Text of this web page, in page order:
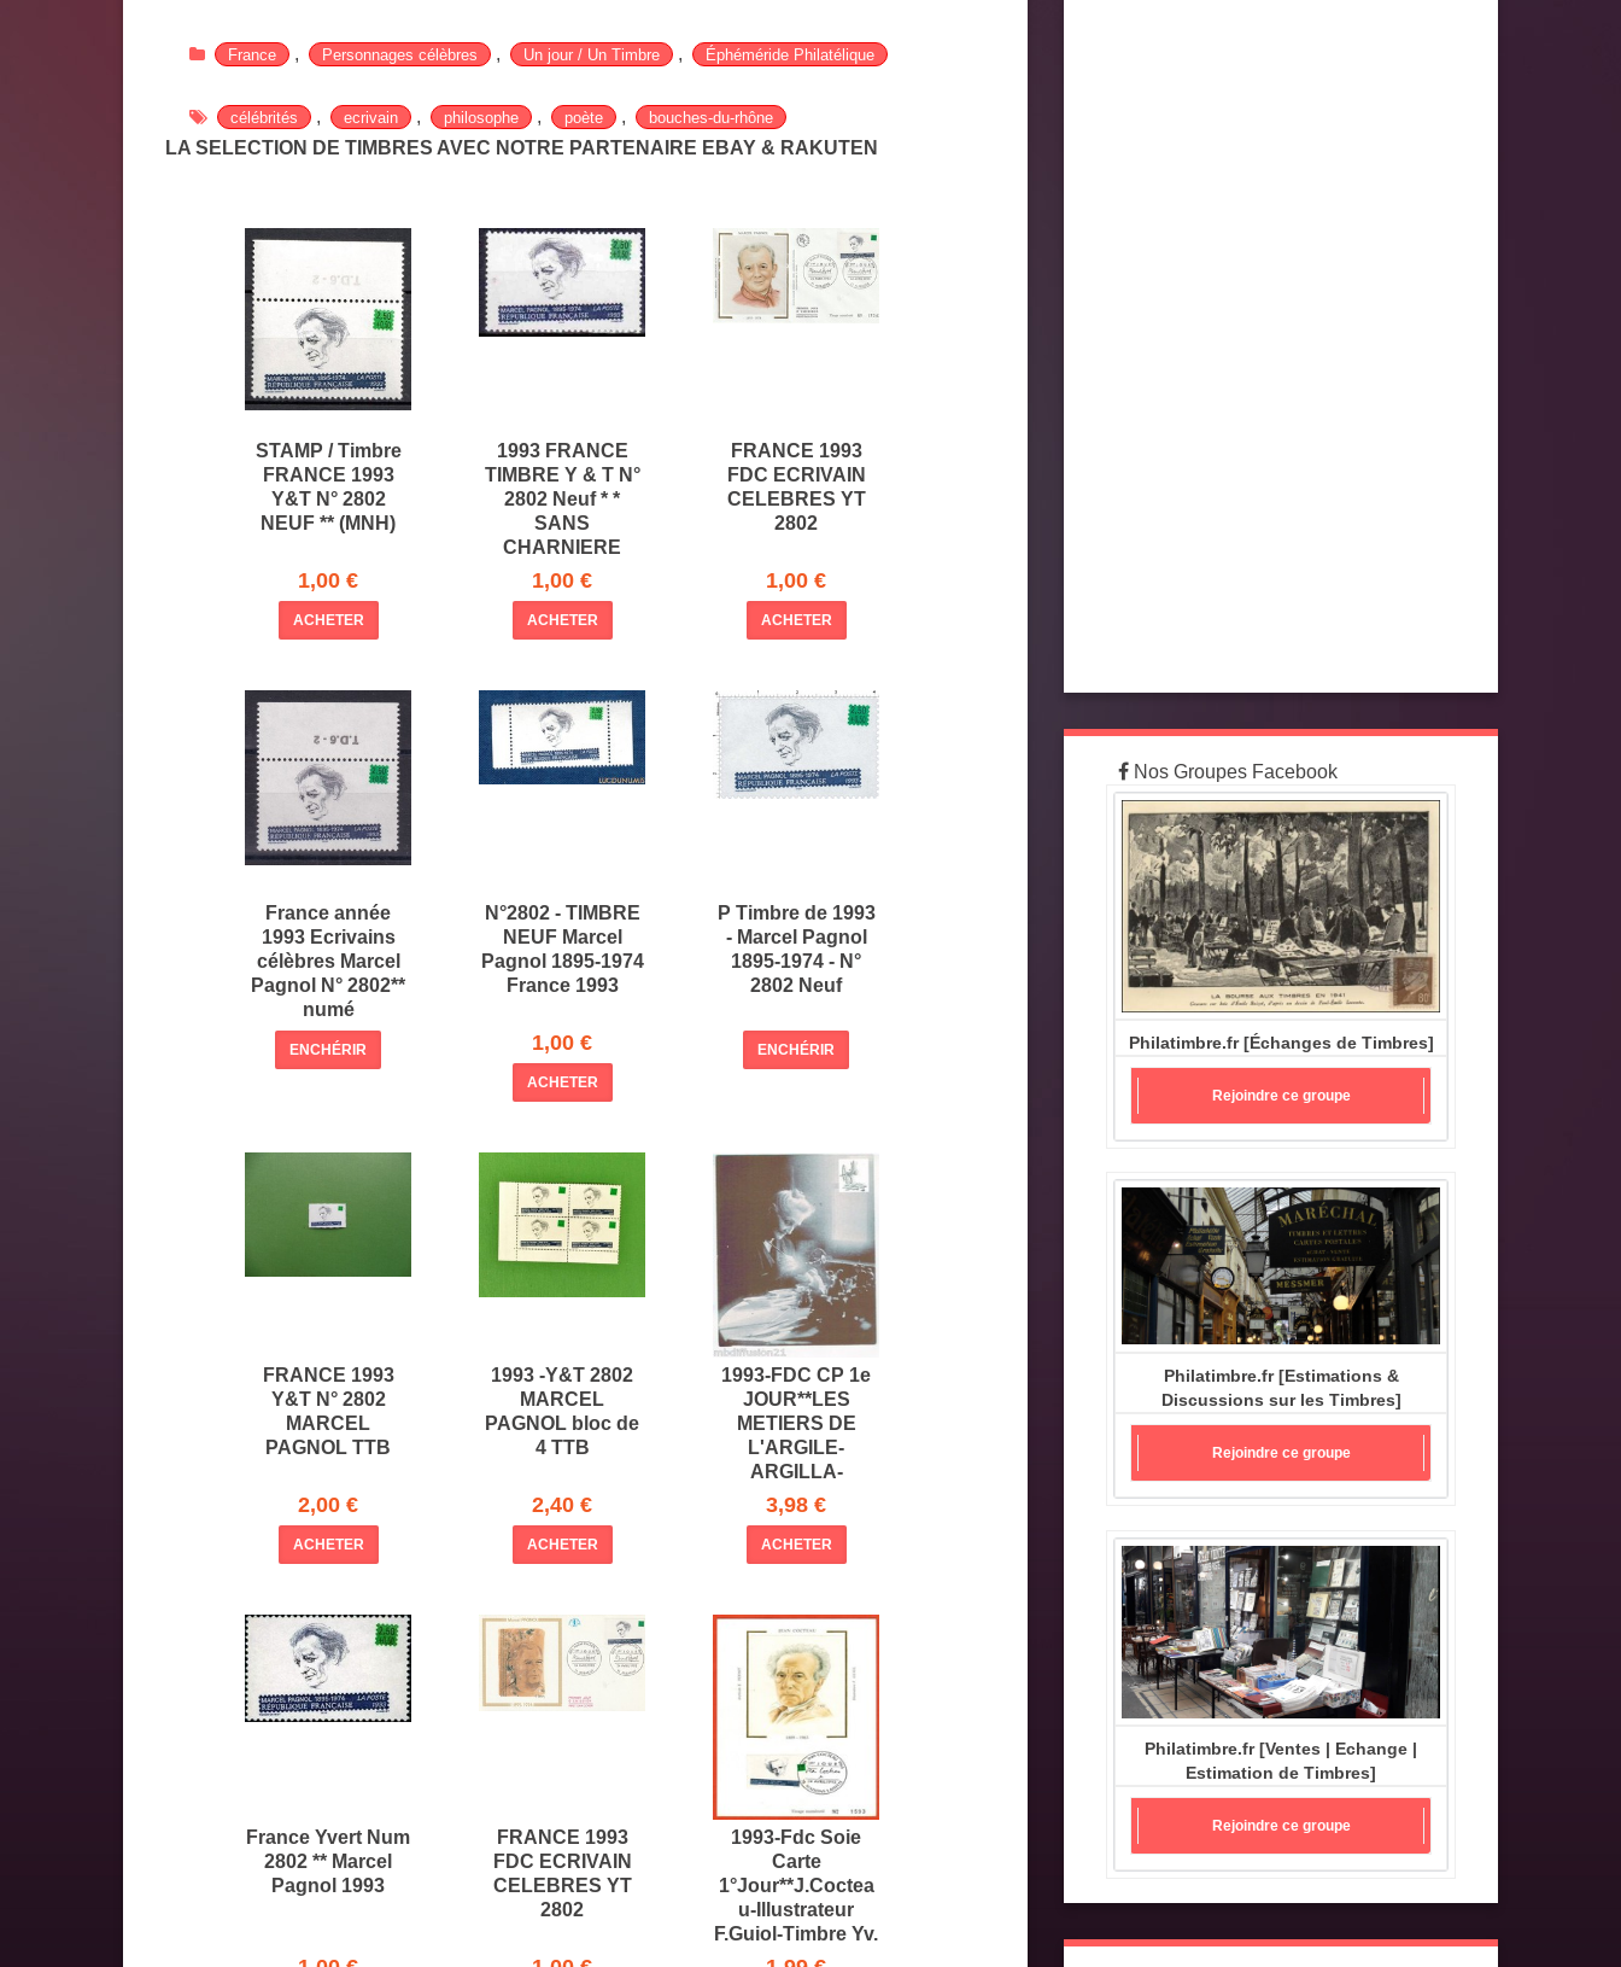
France , Personnages célèbres , Un jour / Un Timbre , Éphéméride Philatélique
célébrités , ecrivain , philosophe , poète , bouches-du-rhône
LA SELECTION DE TIMBRES AVEC NOTRE PARTENAIRE EBAY & RAKUTEN
STAMP / Timbre
FRANCE 1993
Y&T N° 2802
NEUF ** (MNH)
1,00 €
ACHETER
1993 FRANCE
TIMBRE Y & T N°
2802 Neuf * *
SANS
CHARNIERE
1,00 €
ACHETER
FRANCE 1993
FDC ECRIVAIN
CELEBRES YT
2802
1,00 €
ACHETER
France année
1993 Ecrivains
célèbres Marcel
Pagnol N° 2802**
numé
ENCHÉRIR
N°2802 - TIMBRE
NEUF Marcel
Pagnol 1895-1974
France 1993
1,00 €
ACHETER
P Timbre de 1993
- Marcel Pagnol
1895-1974 - N°
2802 Neuf
ENCHÉRIR
FRANCE 1993
Y&T N° 2802
MARCEL
PAGNOL TTB
2,00 €
ACHETER
1993 -Y&T 2802
MARCEL
PAGNOL bloc de
4 TTB
2,40 €
ACHETER
1993-FDC CP 1e
JOUR**LES
METIERS DE
L'ARGILE-
ARGILLA-
PAGNOL-TIMBRE
3,98 €
ACHETER
France Yvert Num
2802 ** Marcel
Pagnol 1993
FRANCE 1993
FDC ECRIVAIN
CELEBRES YT
2802
1993-Fdc Soie
Carte
1°Jour**J.Coctea
u-Illustrateur
F.Guiol-Timbre Yv.
Nos Groupes Facebook
Philatimbre.fr [Échanges de Timbres]
Rejoindre ce groupe
Philatimbre.fr [Estimations &
Discussions sur les Timbres]
Rejoindre ce groupe
Philatimbre.fr [Ventes | Echange |
Estimation de Timbres]
Rejoindre ce groupe